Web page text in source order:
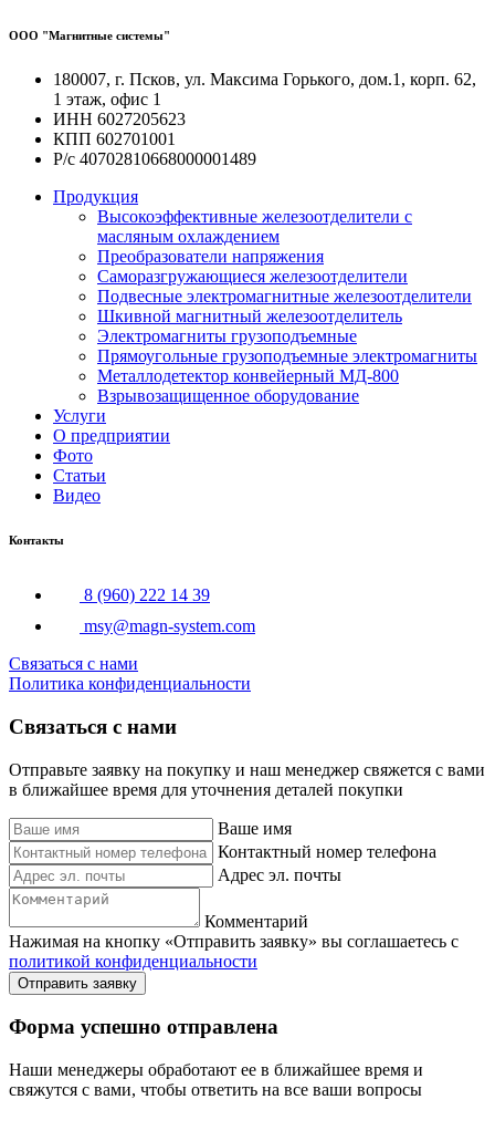
ООО "Магнитные системы"
180007, г. Псков, ул. Максима Горького, дом.1, корп. 62,
1 этаж, офис 1
ИНН 6027205623
КПП 602701001
Р/с 40702810668000001489
Продукция
Высокоэффективные железоотделители с
масляным охлаждением
Преобразователи напряжения
Саморазгружающиеся железоотделители
Подвесные электромагнитные железоотделители
Шкивной магнитный железоотделитель
Электромагниты грузоподъемные
Прямоугольные грузоподъемные электромагниты
Металлодетектор конвейерный МД-800
Взрывозащищенное оборудование
Услуги
О предприятии
Фото
Статьи
Видео
Контакты
8 (960) 222 14 39
msy@magn-system.com
Связаться с нами
Политика конфиденциальности
Связаться с нами
Отправьте заявку на покупку и наш менеджер свяжется с вами
в ближайшее время для уточнения деталей покупки
Ваше имя
Контактный номер телефона
Адрес эл. почты
Комментарий
Нажимая на кнопку «Отправить заявку» вы соглашаетесь с
политикой конфиденциальности
Отправить заявку
Форма успешно отправлена
Наши менеджеры обработают ее в ближайшее время и
свяжутся с вами, чтобы ответить на все ваши вопросы